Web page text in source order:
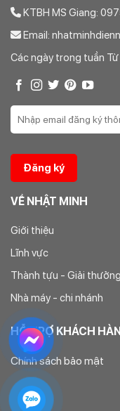
Giá ống pvc Class 4
15.0mm; Pn(áp
Giá ống pvc Class 4
Giá ống pvc Class 4
Giá ống pvc Class 4
suất)=10 Không sản
KTBH MS Giang:
Email:
Các ngày trong tuần
VỀ NHẬT MINH
Giới thiệu
Lĩnh vực
Thành tựu - Giải thưởng
Nhà máy - chi nhánh
HỖ TRỢ KHÁCH
Chính sách bảo mật